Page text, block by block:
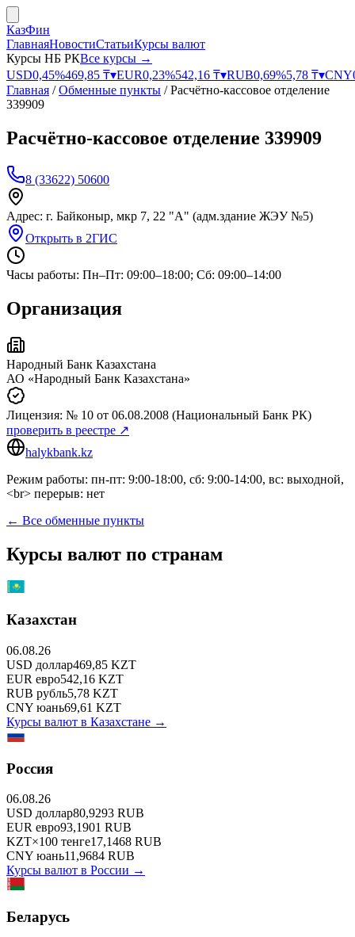
КазФин
ГлавнаяНовостиСтатьиКурсы валют
Курсы НБ РКВсе курсы →
USD0,45%469,85 ₸▾EUR0,23%542,16 ₸▾RUB0,69%5,78 ₸▾CNY
Главная /Обменные пункты /Расчётно-кассовое отделение
339909
Расчётно-кассовое отделение 339909
8 (33622) 50600
Адрес: г. Байконыр, мкр 7, 22 "А" (адм.здание ЖЭУ №5)
Открыть в 2ГИС
Часы работы: Пн–Пт: 09:00–18:00; Сб: 09:00–14:00
Организация
Народный Банк Казахстана
АО «Народный Банк Казахстана»
Лицензия: № 10 от 06.08.2008 (Национальный Банк РК)
проверить в реестре ↗
halykbank.kz
Режим работы: пн-пт: 9:00-18:00, сб: 9:00-14:00, вс: выходной,
<br> перерыв: нет
← Все обменные пункты
Курсы валют по странам
Казахстан
06.08.26
USD доллар469,85 KZT
EUR евро542,16 KZT
RUB рубль5,78 KZT
CNY юань69,61 KZT
Курсы валют в Казахстане →
Россия
06.08.26
USD доллар80,9293 RUB
EUR евро93,1901 RUB
KZT×100 тенге17,1468 RUB
CNY юань11,9684 RUB
Курсы валют в России →
Беларусь